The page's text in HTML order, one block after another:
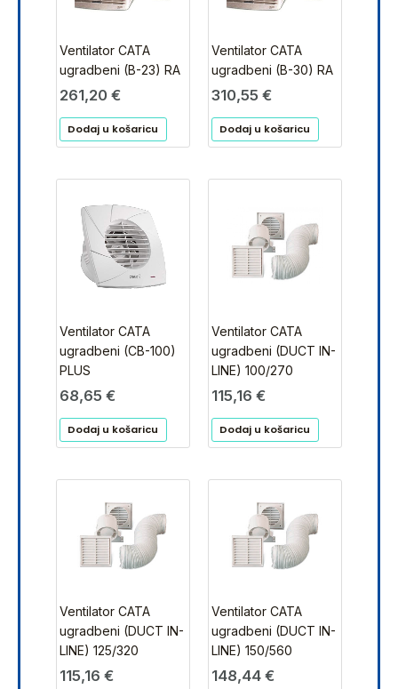
Ventilator CATA
ugradbeni (B-23) RA
261,20 €
Dodaj u košaricu
Ventilator CATA
ugradbeni (B-30) RA
310,55 €
Dodaj u košaricu
Ventilator CATA
ugradbeni (CB-100)
PLUS
68,65 €
Dodaj u košaricu
Ventilator CATA
ugradbeni (DUCT IN-
LINE) 100/270
115,16 €
Dodaj u košaricu
Ventilator CATA
ugradbeni (DUCT IN-
LINE) 125/320
115,16 €
Ventilator CATA
ugradbeni (DUCT IN-
LINE) 150/560
148,44 €